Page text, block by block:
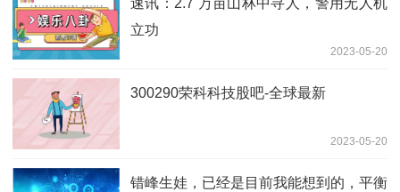
速讯：2.7 万亩山林中寻人，警用无人机
立功
2023-05-20
300290荣科科技股吧-全球最新
2023-05-20
错峰生娃，已经是目前我能想到的，平衡